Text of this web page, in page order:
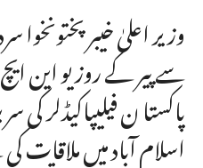
وزیر اعلیٰ خیبر پختونخوا
سے پیر کے روز یو این
پاکستا ن فیلیپاکیڈلر
اسلام آباد میں